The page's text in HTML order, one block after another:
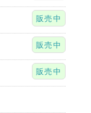
販売中
販売中
販売中